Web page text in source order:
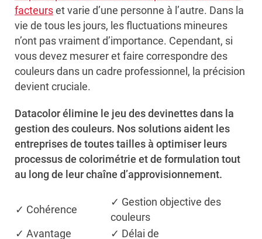
facteurset varie d’une personne à l’autre. Dans la
vie de tous les jours, les fluctuations mineures
n’ont pas vraiment d’importance. Cependant, si
vous devez mesurer et faire correspondre des
couleurs dans un cadre professionnel, la précision
devient cruciale.
Datacolor élimine le jeu des devinettes dans la
gestion des couleurs. Nos solutions aident les
entreprises de toutes tailles à optimiser leurs
processus de colorimétrie et de formulation tout
au long de leur chaîne d’approvisionnement.
✓ Cohérence
✓ Gestion objective des
couleurs
✓ Avantage
✓ Délai de